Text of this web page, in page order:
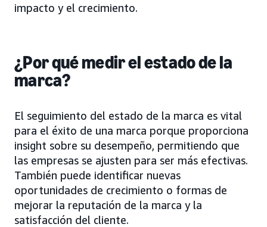
impacto y el crecimiento.
¿Por qué medir el estado de la
marca?
El seguimiento del estado de la marca es vital
para el éxito de una marca porque proporciona
insight sobre su desempeño, permitiendo que
las empresas se ajusten para ser más efectivas.
También puede identificar nuevas
oportunidades de crecimiento o formas de
mejorar la reputación de la marca y la
satisfacción del cliente.